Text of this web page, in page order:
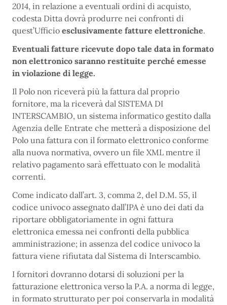
2014, in relazione a eventuali ordini di acquisto,
codesta Ditta dovrà produrre nei confronti di
quest’Ufficio esclusivamente fatture elettroniche.
Eventuali fatture ricevute dopo tale data in formato
non elettronico saranno restituite perché emesse
in violazione di legge.
Il Polo non riceverà più la fattura dal proprio
fornitore, ma la riceverà dal SISTEMA DI
INTERSCAMBIO, un sistema informatico gestito dalla
Agenzia delle Entrate che metterà a disposizione del
Polo una fattura con il formato elettronico conforme
alla nuova normativa, ovvero un file XML mentre il
relativo pagamento sarà effettuato con le modalità
correnti.
Come indicato dall’art. 3, comma 2, del D.M. 55, il
codice univoco assegnato dall’IPA è uno dei dati da
riportare obbligatoriamente in ogni fattura
elettronica emessa nei confronti della pubblica
amministrazione; in assenza del codice univoco la
fattura viene rifiutata dal Sistema di Interscambio.
I fornitori dovranno dotarsi di soluzioni per la
fatturazione elettronica verso la P.A. a norma di legge,
in formato strutturato per poi conservarla in modalità